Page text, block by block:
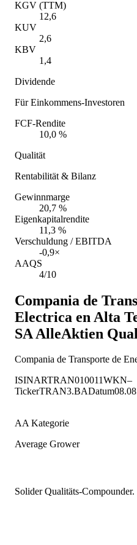
KGV (TTM)
12,6
KUV
2,6
KBV
1,4
Dividende
Für Einkommens-Investoren
FCF-Rendite
10,0 %
Qualität
Rentabilität & Bilanz
Gewinnmarge
20,7 %
Eigenkapitalrendite
11,3 %
Verschuldung / EBITDA
-0,9×
AAQS
4/10
Compania de
Electrica en Alta
SA AlleAktien
Compania de Transporte de
ISINARTRAN010011WKN–
TickerTRAN3.BADatum
AA Kategorie
Average Grower
Solider Qualitäts-